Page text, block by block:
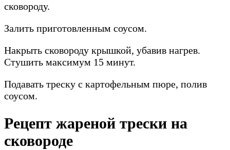
сковороду.
Залить приготовленным соусом.
Накрыть сковороду крышкой, убавив нагрев.
Стушить максимум 15 минут.
Подавать треску с картофельным пюре, полив
соусом.
Рецепт жареной трески на
сковороде